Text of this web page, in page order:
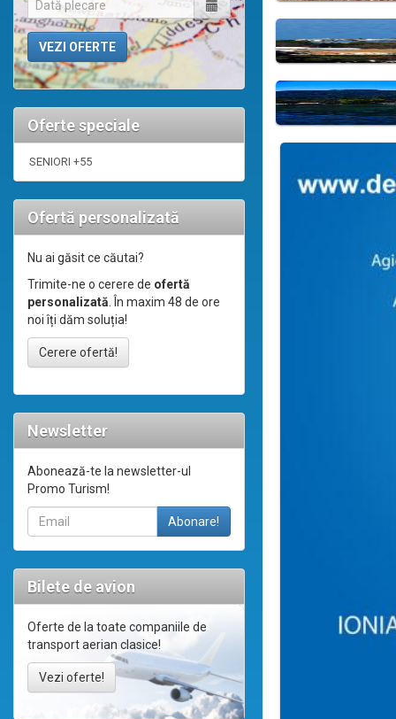
Oferte speciale
SENIORI +55
Ofertă personalizată
Nu ai găsit ce căutai?
Trimite-ne o cerere de ofertă
personalizată. În maxim 48 de ore
noi îți dăm soluția!
Cerere ofertă!
Newsletter
Abonează-te la newsletter-ul
Promo Turism!
Bilete de avion
Oferte de la toate companiile de
transport aerian clasice!
Vezi oferte!